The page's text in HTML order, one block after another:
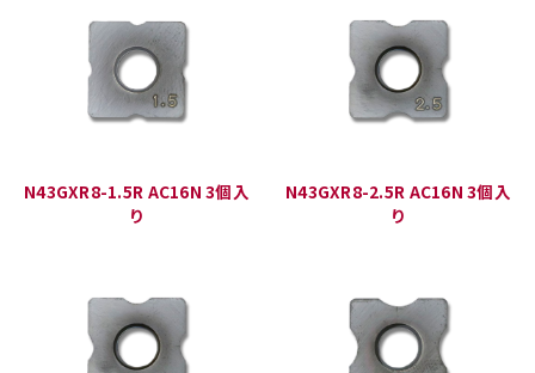
N43GXR8-1.5R AC16N 3個入
り
N43GXR8-2.5R AC16N 3個入
り